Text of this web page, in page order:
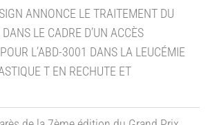
ANNONCE LE TRAITEMENT DU
LE CADRE D’UN ACCÈS
L’ABD-3001 DANS LA LEUCÉMIE
T EN RECHUTE ET